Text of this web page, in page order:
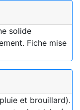
solide
Fiche mise
et brouillard).